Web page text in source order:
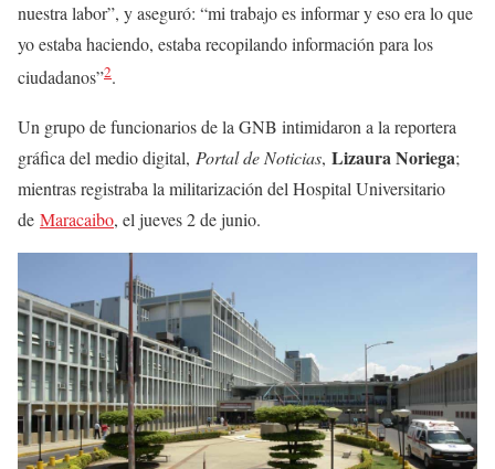
nuestra labor”, y aseguró: “mi trabajo es informar y eso era lo que
yo estaba haciendo, estaba recopilando información para los
ciudadanos”2.
Un grupo de funcionarios de la GNB intimidaron a la reportera
gráfica del medio digital, Portal de Noticias, Lizaura Noriega;
mientras registraba la militarización del Hospital Universitario
de Maracaibo, el jueves 2 de junio.